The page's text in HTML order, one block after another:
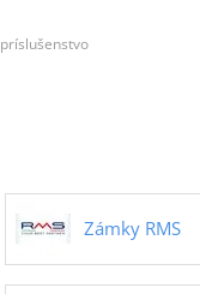
Zámky RMS